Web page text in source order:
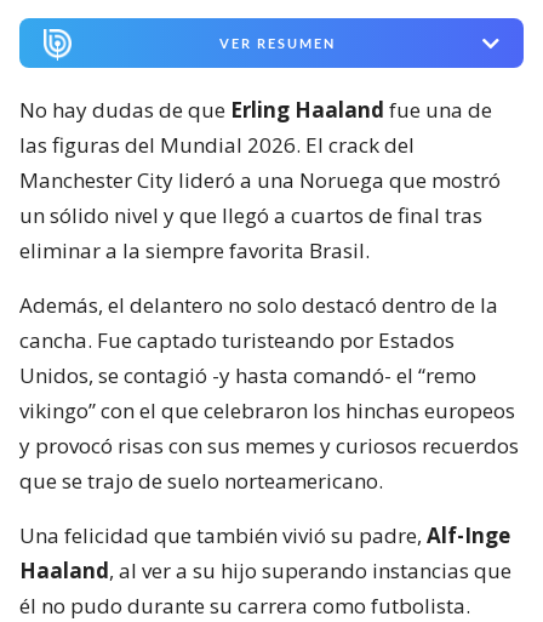
VER RESUMEN
No hay dudas de que Erling Haaland fue una de
las figuras del Mundial 2026. El crack del
Manchester City lideró a una Noruega que mostró
un sólido nivel y que llegó a cuartos de final tras
eliminar a la siempre favorita Brasil.
Además, el delantero no solo destacó dentro de la
cancha. Fue captado turisteando por Estados
Unidos, se contagió -y hasta comandó- el “remo
vikingo” con el que celebraron los hinchas europeos
y provocó risas con sus memes y curiosos recuerdos
que se trajo de suelo norteamericano.
Una felicidad que también vivió su padre, Alf-Inge
Haaland, al ver a su hijo superando instancias que
él no pudo durante su carrera como futbolista.